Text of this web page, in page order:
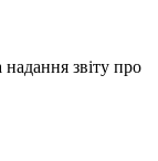
надання звіту про